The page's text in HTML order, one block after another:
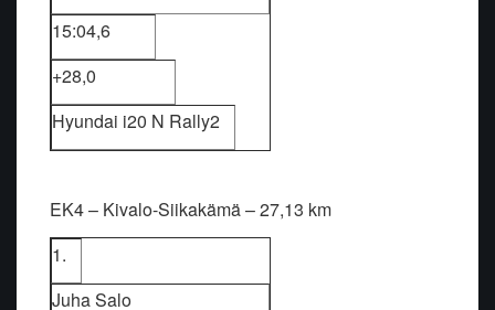
15:04,6
+28,0
Hyundai i20 N Rally2
EK4 – Kivalo-Siikakämä – 27,13 km
1.
Juha Salo